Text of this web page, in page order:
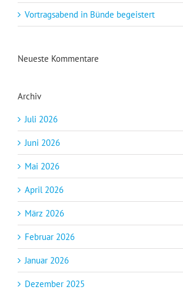
Vortragsabend in Bünde begeistert
Neueste Kommentare
Archiv
Juli 2026
Juni 2026
Mai 2026
April 2026
März 2026
Februar 2026
Januar 2026
Dezember 2025